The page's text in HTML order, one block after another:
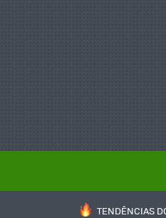
TENDÊNCIAS